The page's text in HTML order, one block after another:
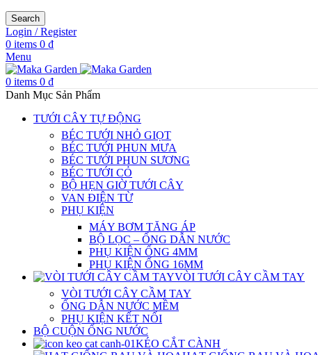
Search
Login / Register
0 items 0 ₫
Menu
0 items 0 ₫
Danh Mục Sản Phẩm
TƯỚI CÂY TỰ ĐỘNG
BÉC TƯỚI NHỎ GIỌT
BÉC TƯỚI PHUN MƯA
BÉC TƯỚI PHUN SƯƠNG
BÉC TƯỚI CỎ
BỘ HẸN GIỜ TƯỚI CÂY
VAN ĐIỆN TỪ
PHỤ KIỆN
MÁY BƠM TĂNG ÁP
BỘ LỌC – ỐNG DẪN NƯỚC
PHỤ KIỆN ỐNG 4MM
PHỤ KIỆN ỐNG 16MM
VÒI TƯỚI CÂY CẦM TAY
VÒI TƯỚI CÂY CẦM TAY
ỐNG DẪN NƯỚC MỀM
PHỤ KIỆN KẾT NỐI
BỘ CUỘN ỐNG NƯỚC
KÉO CẮT CÀNH